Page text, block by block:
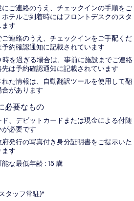
ご連絡のうえ、チェックインの手順をご
テルご到着時にはフロントデスクのスタ
ます
連絡のうえ、チェックインをご手配くだ
約確認通知に記載されています
時を過ぎる場合は、事前に施設までご連絡
先は予約確認通知に記載されています
た情報は、自動翻訳ツールを使用して翻
があります
必要なもの
、デビットカードまたは現金による付随
必要です
発行の写真付き身分証明書をご提示いた
ます
な最低年齢 : 15 歳
タッフ常駐)*